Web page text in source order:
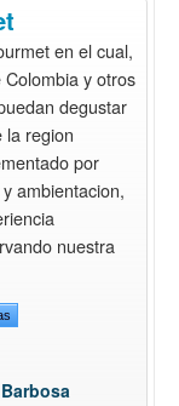
en el cual,
y otros
degustar
la region
por
ambientacion,
nuestra